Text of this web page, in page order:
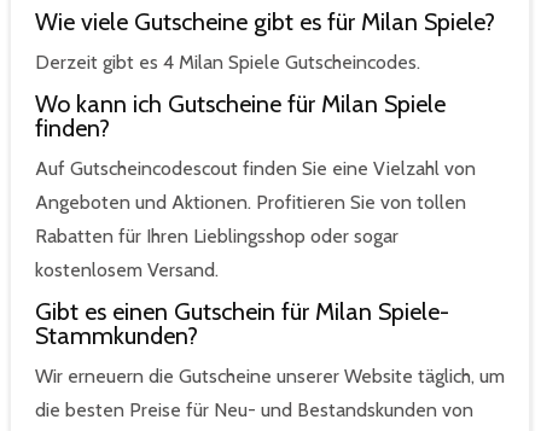
Wie viele Gutscheine gibt es für Milan Spiele?
Derzeit gibt es 4 Milan Spiele Gutscheincodes.
Wo kann ich Gutscheine für Milan Spiele
finden?
Auf Gutscheincodescout finden Sie eine Vielzahl von
Angeboten und Aktionen. Profitieren Sie von tollen
Rabatten für Ihren Lieblingsshop oder sogar
kostenlosem Versand.
Gibt es einen Gutschein für Milan Spiele-
Stammkunden?
Wir erneuern die Gutscheine unserer Website täglich, um
die besten Preise für Neu- und Bestandskunden von